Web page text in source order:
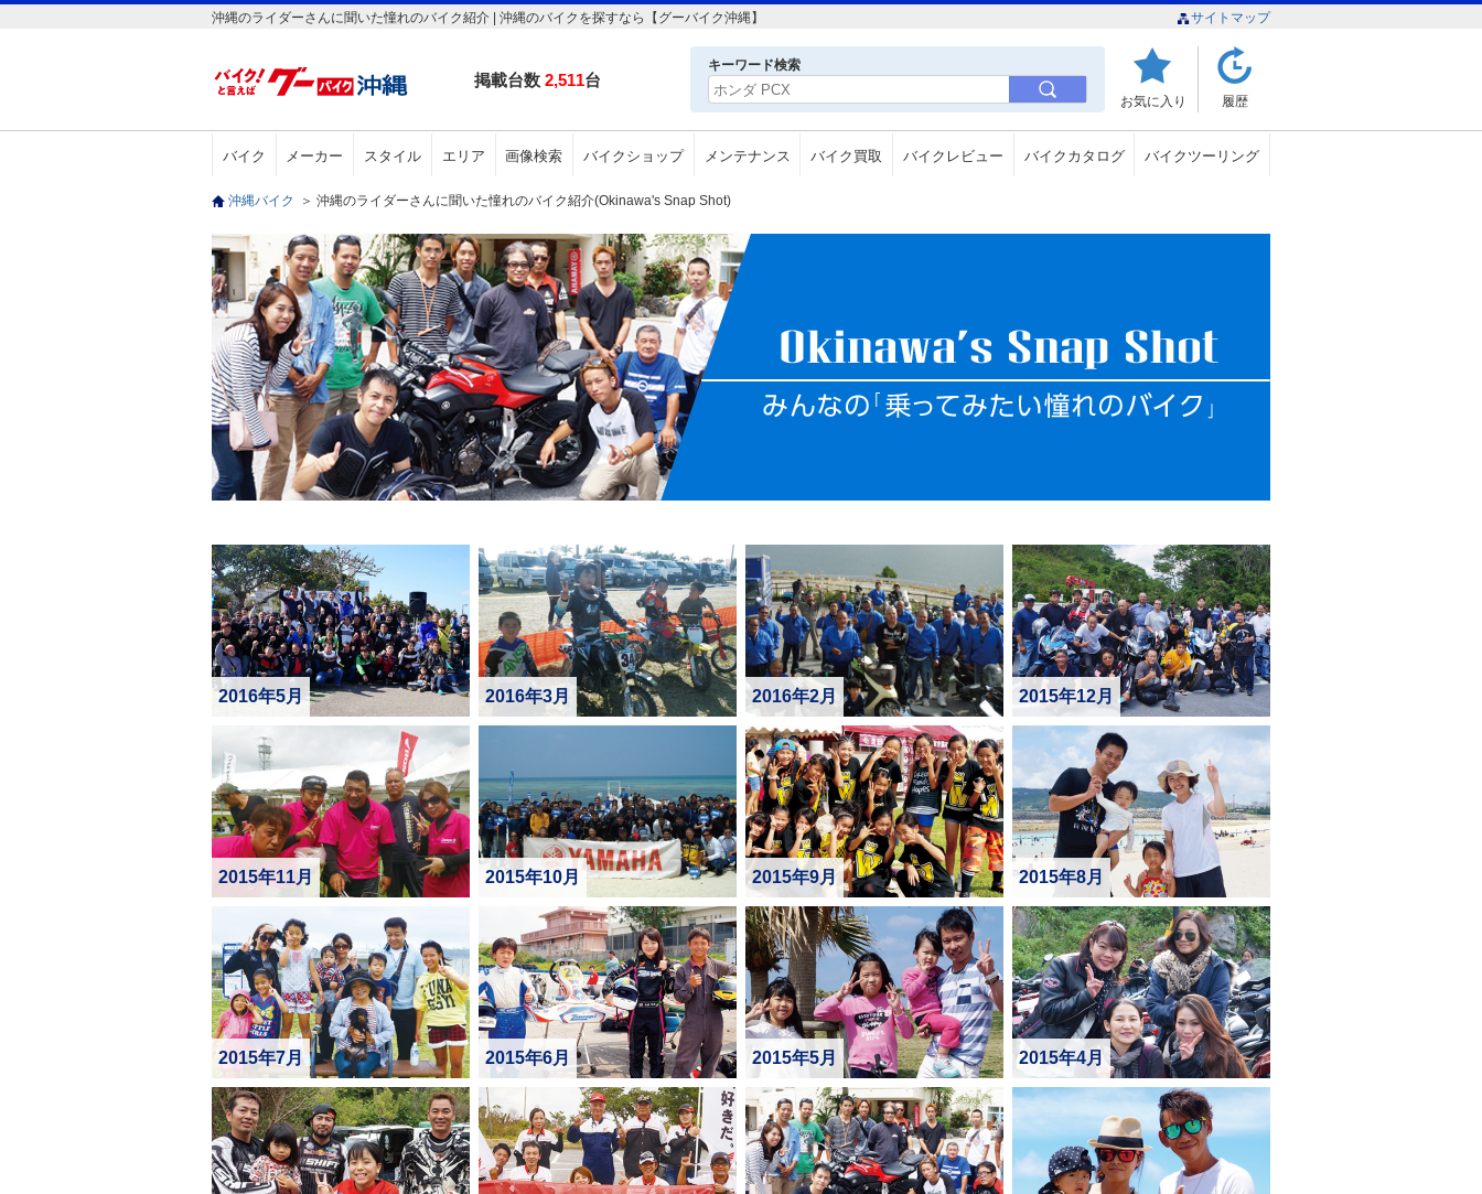
沖縄のライダーさんに聞いた憧れのバイク紹介 | 沖縄のバイクを探すなら【グーバイク沖縄】 サイトマップ
掲載台数 2,511台
キーワード検索
お気に入り 履歴
バイク メーカー スタイル エリア 画像検索 バイクショップ メンテナンス バイク買取 バイクレビュー バイクカタログ バイクツーリング
沖縄バイク ＞ 沖縄のライダーさんに聞いた憧れのバイク紹介(Okinawa's Snap Shot)
2016年5月 2016年3月 2016年2月 2015年12月
2015年11月 2015年10月 2015年9月 2015年8月
2015年7月 2015年6月 2015年5月 2015年4月